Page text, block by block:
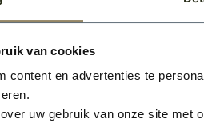
van cookies
content en advertenties te
uw gebruik van onze site met